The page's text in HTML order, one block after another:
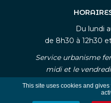
Du lundi
de 8h30 à 12h30
Service urbanisme
midi et le
uniquement
This site uses cookies and